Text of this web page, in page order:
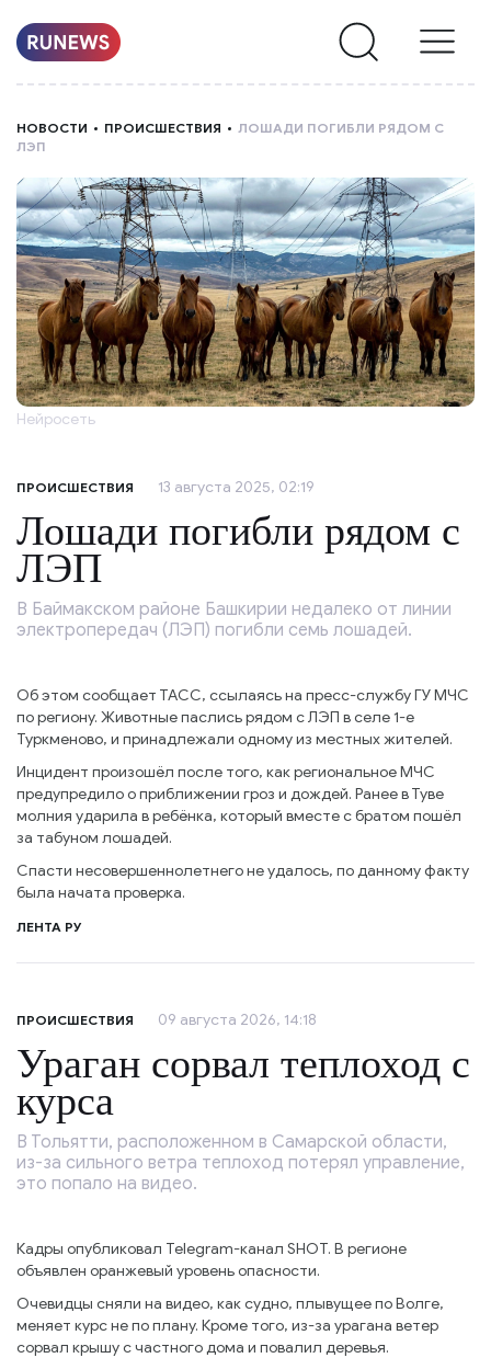
О
НАС
НОВОСТИ ПРОИСШЕСТВИЯ
ЛОШАДИ ПОГИБЛИ РЯДОМ С
ЛЭП
Нейросеть
ПРОИСШЕСТВИЯ 13 августа 2025, 02:19
Лошади погибли рядом с
ЛЭП
В Баймакском районе Башкирии недалеко от линии
электропередач (ЛЭП) погибли семь лошадей.
Об этом сообщает ТАСС, ссылаясь на пресс-службу ГУ МЧС
по региону. Животные паслись рядом с ЛЭП в селе 1-е
Туркменово, и принадлежали одному из местных жителей.
Инцидент произошёл после того, как региональное МЧС
предупредило о приближении гроз и дождей. Ранее в Туве
молния ударила в ребёнка, который вместе с братом пошёл
за табуном лошадей.
Спасти несовершеннолетнего не удалось, по данному факту
была начата проверка.
ЛЕНТА РУ
ПРОИСШЕСТВИЯ 09 августа 2026, 14:18
Ураган сорвал теплоход с
курса
В Тольятти, расположенном в Самарской области,
из-за сильного ветра теплоход потерял управление,
это попало на видео.
Кадры опубликовал Telegram-канал SHOT. В регионе
объявлен оранжевый уровень опасности.
Очевидцы сняли на видео, как судно, плывущее по Волге,
меняет курс не по плану. Кроме того, из-за урагана ветер
сорвал крышу с частного дома и повалил деревья.